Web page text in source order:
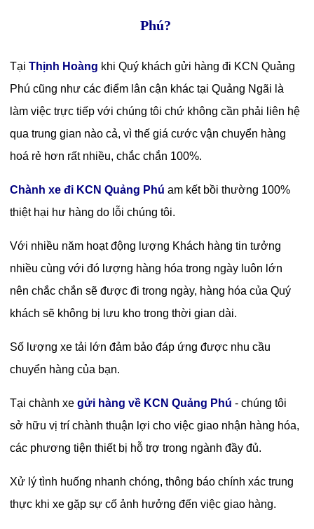
Phú?
TạiThịnh Hoàng khi Quý khách gửi hàng đi KCN Quảng
Phú cũng như các điểm lân cận khác tại Quảng Ngãi là
làm việc trực tiếp với chúng tôi chứ không cần phải liên hệ
qua trung gian nào cả, vì thế giá cước vận chuyển hàng
hoá rẻ hơn rất nhiều, chắc chắn 100%.
Chành xe đi KCN Quảng Phú am kết bồi thường 100%
thiệt hại hư hàng do lỗi chúng tôi.
Với nhiều năm hoạt động lượng Khách hàng tin tưởng
nhiều cùng với đó lượng hàng hóa trong ngày luôn lớn
nên chắc chắn sẽ được đi trong ngày, hàng hóa của Quý
khách sẽ không bị lưu kho trong thời gian dài.
Số lượng xe tải lớn đảm bảo đáp ứng được nhu cầu
chuyển hàng của bạn.
Tại chành xegửi hàng về KCN Quảng Phú - chúng tôi
sở hữu vị trí chành thuận lợi cho việc giao nhận hàng hóa,
các phương tiện thiết bị hỗ trợ trong ngành đầy đủ.
Xử lý tình huống nhanh chóng, thông báo chính xác trung
thực khi xe gặp sự cố ảnh hưởng đến việc giao hàng.